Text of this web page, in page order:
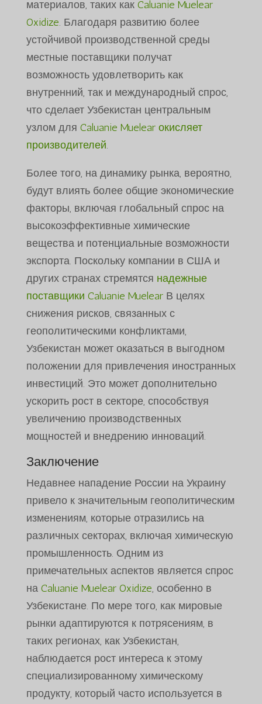
материалов, таких как Caluanie Muelear
Oxidize. Благодаря развитию более
устойчивой производственной среды
местные поставщики получат
возможность удовлетворить как
внутренний, так и международный спрос,
что сделает Узбекистан центральным
узлом для Caluanie Muelear окисляет
производителей.
Более того, на динамику рынка, вероятно,
будут влиять более общие экономические
факторы, включая глобальный спрос на
высокоэффективные химические
вещества и потенциальные возможности
экспорта. Поскольку компании в США и
других странах стремятся надежные
поставщики Caluanie MuelearВ целях
снижения рисков, связанных с
геополитическими конфликтами,
Узбекистан может оказаться в выгодном
положении для привлечения иностранных
инвестиций. Это может дополнительно
ускорить рост в секторе, способствуя
увеличению производственных
мощностей и внедрению инноваций.
Заключение
Недавнее нападение России на Украину
привело к значительным геополитическим
изменениям, которые отразились на
различных секторах, включая химическую
промышленность. Одним из
примечательных аспектов является спрос
на Caluanie Muelear Oxidize, особенно в
Узбекистане. По мере того, как мировые
рынки адаптируются к потрясениям, в
таких регионах, как Узбекистан,
наблюдается рост интереса к этому
специализированному химическому
продукту, который часто используется в